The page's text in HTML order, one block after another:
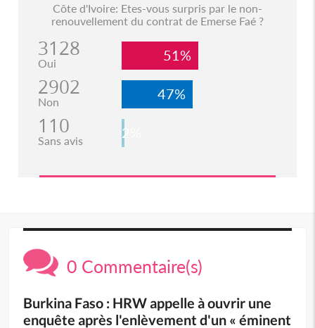
Côte d'Ivoire: Etes-vous surpris par le non-
renouvellement du contrat de Emerse Faé ?
3128
Oui 51%
2902
Non 47%
110
Sans avis 2%
0 Commentaire(s)
Burkina Faso : HRW appelle à ouvrir une
enquête après l'enlèvement d'un « éminent